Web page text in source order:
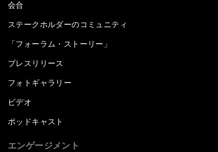
会合
ステークホルダーのコミュニティ
「フォーラム・ストーリー」
プレスリリース
フォトギャラリー
ビデオ
ポッドキャスト
エンゲージメント